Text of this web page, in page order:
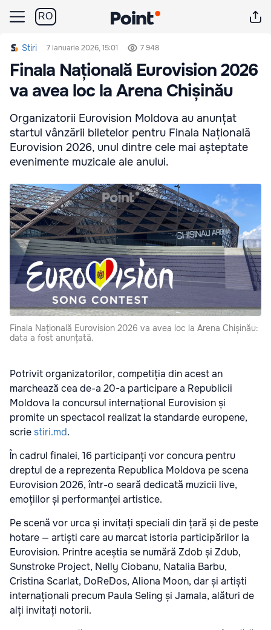
RO
Stiri 7 ianuarie 2026, 15:01 7 948
Finala Națională Eurovision 2026
va avea loc la Arena Chișinău
Organizatorii Eurovision Moldova au anunțat
startul vânzării biletelor pentru Finala Națională
Eurovision 2026, unul dintre cele mai așteptate
evenimente muzicale ale anului.
Finala Națională Eurovision 2026 va avea loc la Arena Chișinău:
data a fost anunțată.
Potrivit organizatorilor, competiția din acest an
marchează cea de-a 20-a participare a Republicii
Moldova la concursul internațional Eurovision și
promite un spectacol realizat la standarde europene,
scriestiri.md.
În cadrul finalei, 16 participanți vor concura pentru
dreptul de a reprezenta Republica Moldova pe scena
Eurovision 2026, într-o seară dedicată muzicii live,
emoțiilor și performanței artistice.
Pe scenă vor urca și invitați speciali din țară și de peste
hotare — artiști care au marcat istoria participărilor la
Eurovision. Printre aceștia se numără Zdob și Zdub,
Sunstroke Project, Nelly Ciobanu, Natalia Barbu,
Cristina Scarlat, DoReDos, Aliona Moon, dar și artiști
internaționali precum Paula Seling și Jamala, alături de
alți invitați notorii.